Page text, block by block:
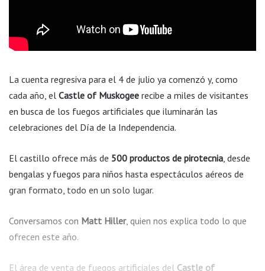
La cuenta regresiva para el 4 de julio ya comenzó y, como
cada año, el Castle of Muskogee recibe a miles de visitantes
en busca de los fuegos artificiales que iluminarán las
celebraciones del Día de la Independencia.
El castillo ofrece más de 500 productos de pirotecnia, desde
bengalas y fuegos para niños hasta espectáculos aéreos de
gran formato, todo en un solo lugar.
Conversamos con Matt Hiller, quien nos explica todo lo que
ofrecen este año.
El área de venta de fuegos artificiales del Castle of